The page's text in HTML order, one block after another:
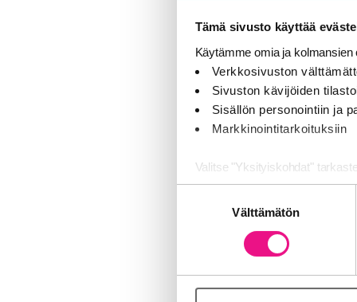
Tämä sivusto käyttää
Käytämme omia ja
Verkkosivuston
Sivuston kävijöiden
Sisällön personointiin ja
Markkinointitarkoituksiin
Valitse "Yksityiskohdat"
Jaamme sosiaalisen median,
palvelujaan (esim. Google).
Välttämätön
Kilpailun
– Odotan
kuulijansa
hiottuja.
Kaikuun voi